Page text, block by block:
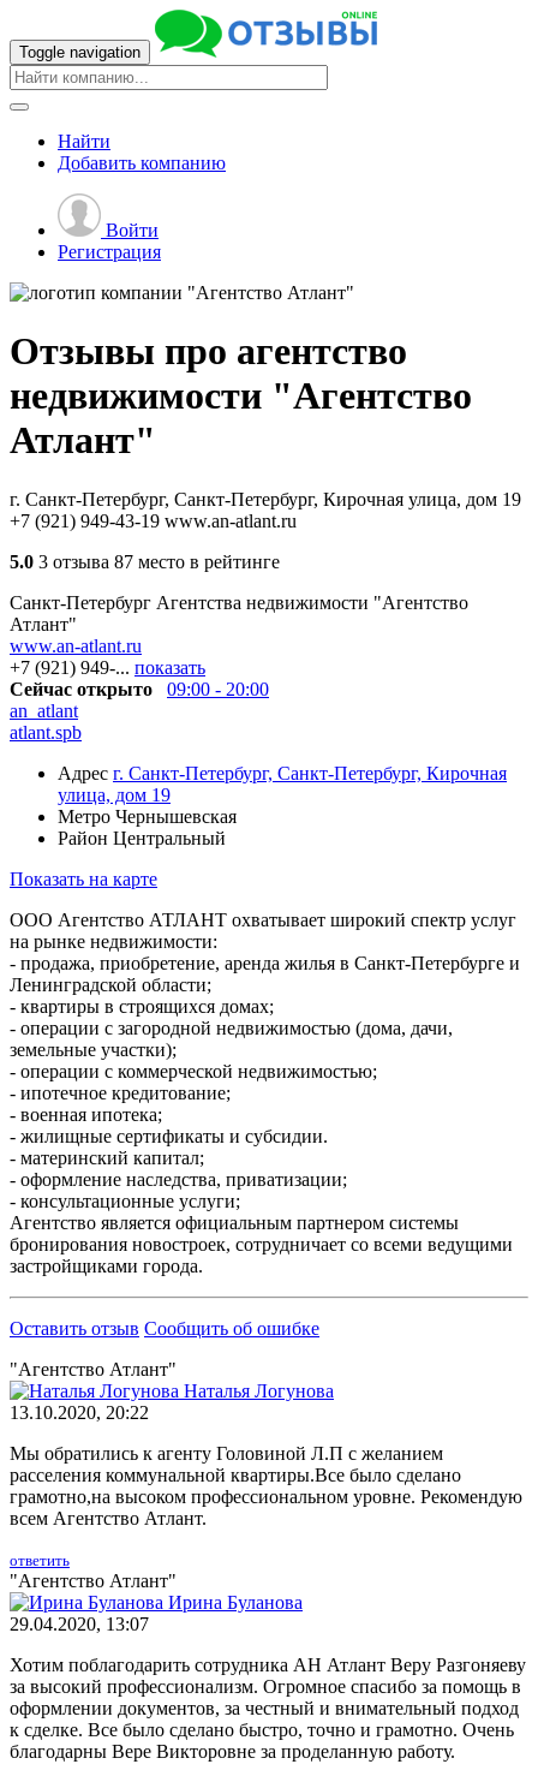
Toggle navigation
Найти
Добавить компанию
Войти
Регистрация
Отзывы про агентство
недвижимости "Агентство
Атлант"
г. Санкт-Петербург, Санкт-Петербург, Кирочная улица, дом 19
+7 (921) 949-43-19 www.an-atlant.ru
5.0 3 отзыва 87 место в рейтинге
Санкт-Петербург Агентства недвижимости "Агентство
Атлант"
www.an-atlant.ru
+7 (921) 949-... показать
Сейчас открыто
09:00 - 20:00
an_atlant
atlant.spb
Адрес г. Санкт-Петербург, Санкт-Петербург, Кирочная
улица, дом 19
Метро Чернышевская
Район Центральный
Показать на карте
ООО Агентство АТЛАНТ охватывает широкий спектр услуг
на рынке недвижимости:
- продажа, приобретение, аренда жилья в Санкт-Петербурге и
Ленинградской области;
- квартиры в строящихся домах;
- операции с загородной недвижимостью (дома, дачи,
земельные участки);
- операции с коммерческой недвижимостью;
- ипотечное кредитование;
- военная ипотека;
- жилищные сертификаты и субсидии.
- материнский капитал;
- оформление наследства, приватизации;
- консультационные услуги;
Агентство является официальным партнером системы
бронирования новостроек, сотрудничает со всеми ведущими
застройщиками города.
Оставить отзыв Сообщить об ошибке
"Агентство Атлант"
Наталья Логунова
13.10.2020, 20:22
Мы обратились к агенту Головиной Л.П с желанием
расселения коммунальной квартиры.Все было сделано
грамотно,на высоком профессиональном уровне. Рекомендую
всем Агентство Атлант.
ответить
"Агентство Атлант"
Ирина Буланова
29.04.2020, 13:07
Хотим поблагодарить сотрудника АН Атлант Веру Разгоняеву
за высокий профессионализм. Огромное спасибо за помощь в
оформлении документов, за честный и внимательный подход
к сделке. Все было сделано быстро, точно и грамотно. Очень
благодарны Вере Викторовне за проделанную работу.